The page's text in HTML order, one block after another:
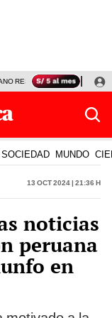
RESULTADOS HOY
SOCIEDAD MUNDO
13 Oct 2024 | 21:36 h
noticias
peruana
en